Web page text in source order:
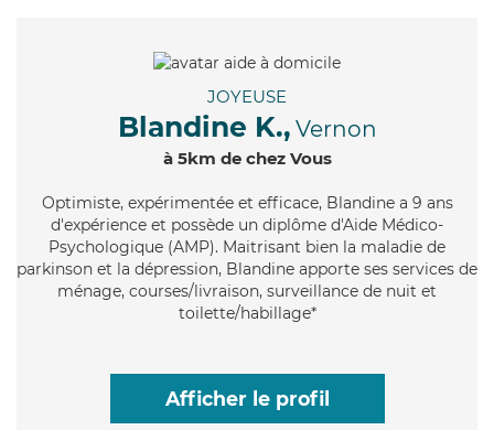
JOYEUSE
Blandine K., Vernon
à 5km de chez Vous
Optimiste, expérimentée et efficace, Blandine a 9 ans
d'expérience et possède un diplôme d'Aide Médico-
Psychologique (AMP). Maitrisant bien la maladie de
parkinson et la dépression, Blandine apporte ses services de
ménage, courses/livraison, surveillance de nuit et
toilette/habillage*
Afficher le profil